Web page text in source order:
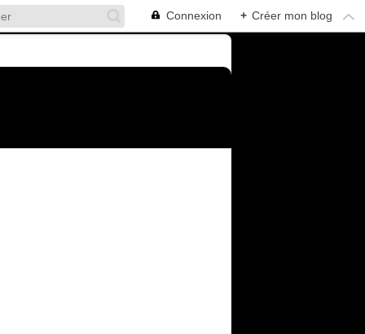
Connexion + Créer mon blog